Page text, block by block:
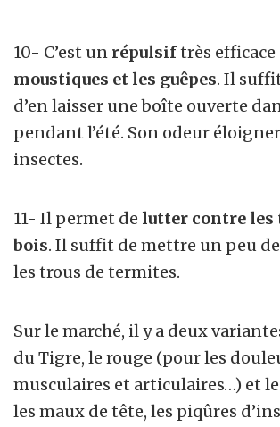
10- C’est un répulsiftrès efficace
moustiques et les guêpes. Il
d’en laisser une boîte ouverte
pendant l’été. Son odeur
insectes.
11- Il permet de lutter contre les
bois. Il suffit de mettre un peu
les trous de termites.
Sur le marché, il y a deux
du Tigre, le rouge (pour les
musculaires et articulaires…) et
les maux de tête, les piqûres